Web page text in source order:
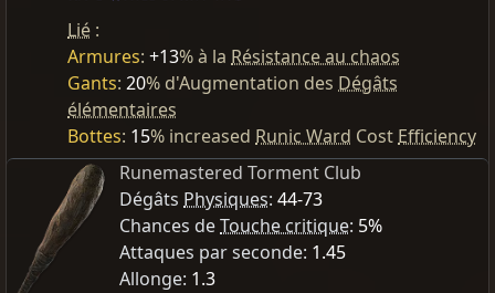
Lié :
Armures: +13% à la Résistance au chaos
Gants: 20% d'Augmentation des Dégâts
élémentaires
Bottes: 15% increased Runic Ward Cost Efficiency
Runemastered Torment Club
Dégâts Physiques: 44-73
Chances deTouche critique: 5%
Attaques par seconde: 1.45
Allonge: 1.3